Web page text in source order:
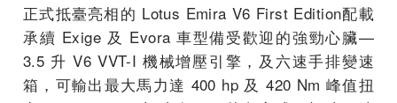
正式抵臺亮相的 Lotus Emira V6 First Edition配載
承續 Exige 及 Evora 車型備受歡迎的強勁心臟—
3.5 升 V6 VVT-I 機械增壓引擎，及六速手排變速
箱，可輸出最大馬力達 400 hp 及 420 Nm 峰值扭